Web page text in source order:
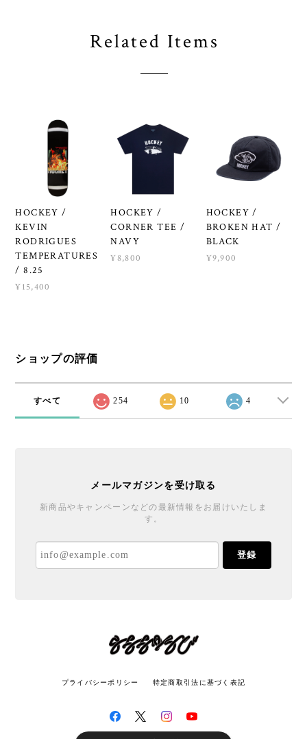
Related Items
HOCKEY /
KEVIN
RODRIGUES
TEMPERATURES
/ 8.25
¥15,400
HOCKEY /
CORNER TEE /
NAVY
¥8,800
HOCKEY /
BROKEN HAT /
BLACK
¥9,900
ショップの評価
すべて 254 10 4
メールマガジンを受け取る
新商品やキャンペーンなどの最新情報をお届けいたしま
す。
登録
プライバシーポリシー 特定商取引法に基づく表記